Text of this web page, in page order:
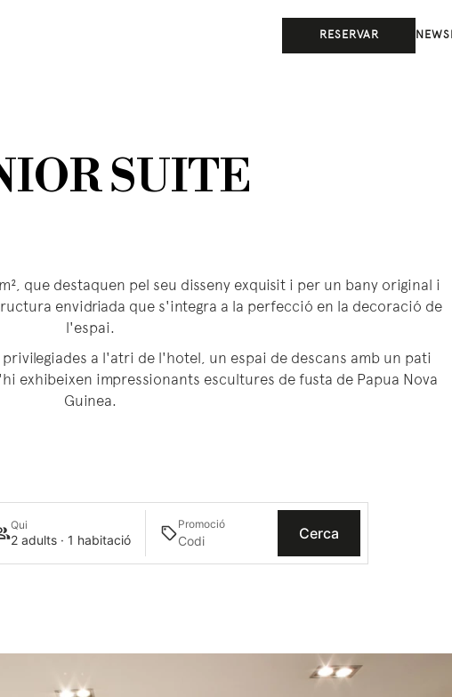
RESERVAR
SUITE
que destaquen pel seu disseny exquisit i per un bany original i
envidriada que s'integra a la perfecció en la decoració de
l'espai.
a l'atri de l'hotel, un espai de descans amb un pati
exhibeixen impressionants escultures de fusta de Papua Nova
Guinea.
Qui
2 adults · 1 habitació
Promoció
Cerca